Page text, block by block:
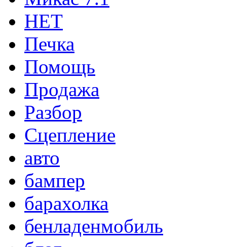
НЕТ
Печка
Помощь
Продажа
Разбор
Сцепление
авто
бампер
барахолка
бенладенмобиль